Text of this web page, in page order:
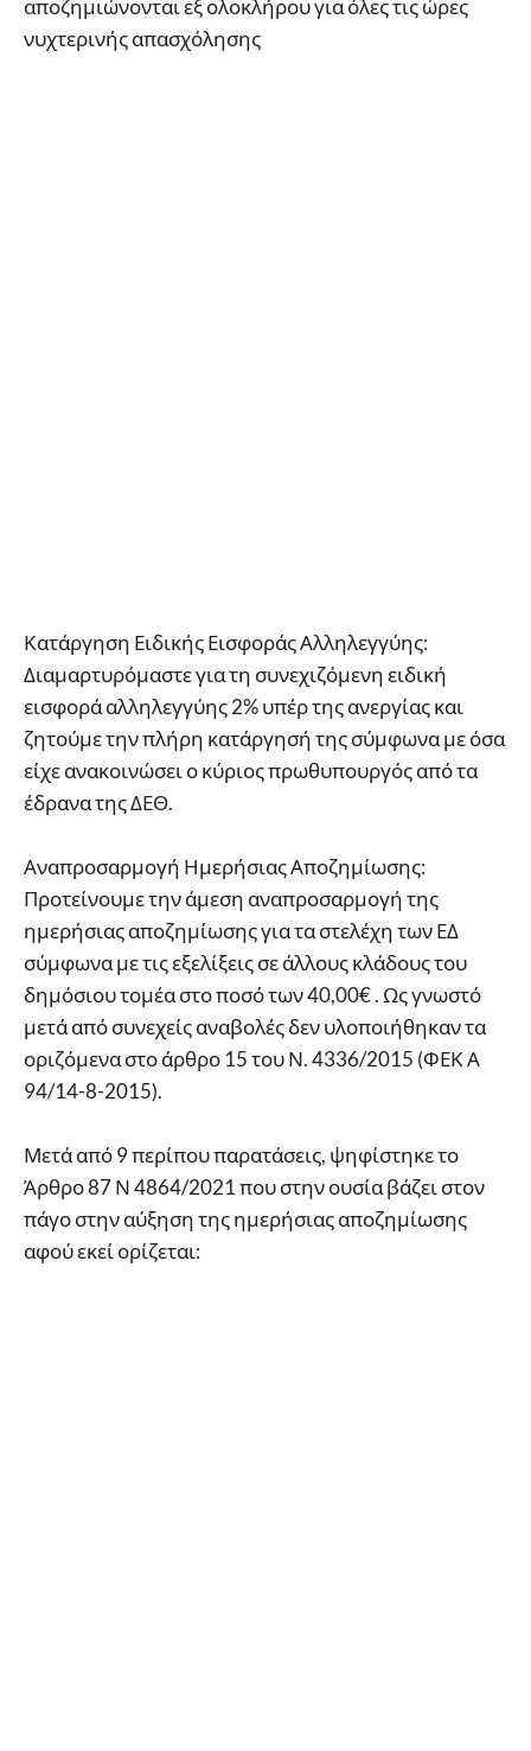
αποζημιώνονται εξ ολοκλήρου για όλες τις ώρες
νυχτερινής απασχόλησης
Κατάργηση Ειδικής Εισφοράς Αλληλεγγύης:
Διαμαρτυρόμαστε για τη συνεχιζόμενη ειδική
εισφορά αλληλεγγύης 2% υπέρ της ανεργίας και
ζητούμε την πλήρη κατάργησή της σύμφωνα με όσα
είχε ανακοινώσει ο κύριος πρωθυπουργός από τα
έδρανα της ΔΕΘ.
Αναπροσαρμογή Ημερήσιας Αποζημίωσης:
Προτείνουμε την άμεση αναπροσαρμογή της
ημερήσιας αποζημίωσης για τα στελέχη των ΕΔ
σύμφωνα με τις εξελίξεις σε άλλους κλάδους του
δημόσιου τομέα στο ποσό των 40,00€ . Ως γνωστό
μετά από συνεχείς αναβολές δεν υλοποιήθηκαν τα
οριζόμενα στο άρθρο 15 του Ν. 4336/2015 (ΦΕΚ Α
94/14-8-2015).
Μετά από 9 περίπου παρατάσεις, ψηφίστηκε το
Άρθρο 87 Ν 4864/2021 που στην ουσία βάζει στον
πάγο στην αύξηση της ημερήσιας αποζημίωσης
αφού εκεί ορίζεται: